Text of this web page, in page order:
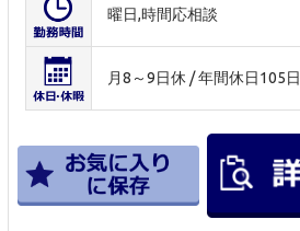
曜日,時間応相談
月8～9日休 / 年間休日105日